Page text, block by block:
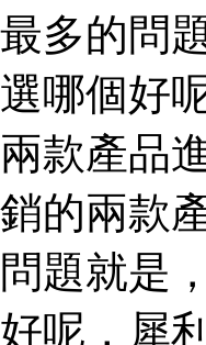
最多的問
選哪個好
兩款產品
銷的兩款
問題就是
好呢，犀